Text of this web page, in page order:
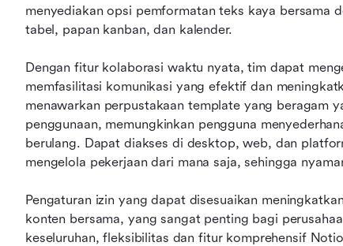
menyediakan opsi pemformatan teks kaya bersama
tabel, papan kanban, dan kalender.
Dengan fitur kolaborasi waktu nyata, tim dapat
memfasilitasi komunikasi yang efektif dan
menawarkan perpustakaan template yang beragam
penggunaan, memungkinkan pengguna
berulang. Dapat diakses di desktop, web, dan
mengelola pekerjaan dari mana saja, sehingga
Pengaturan izin yang dapat disesuaikan
konten bersama, yang sangat penting bagi
keseluruhan, fleksibilitas dan fitur komprehensif